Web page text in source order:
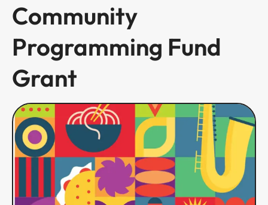
Community
Programming Fund
Grant ​​​​‌ ‍ ​‍​‍‌‍ ‌ ​‍‌‍‍‌‌‍‌ ‌‍‍‌‌‍ ‍​‍​‍​ ‍‍​‍​‍‌ ​ ‌‍​‌‌‍ ‍‌‍‍‌‌ ‌​‌ ‍‌​‍ ‍‌‍‍‌‌‍ ​‍​‍​‍ ​​‍​‍‌‍‍​‌ ​‍‌‍‌‌‌‍‌‍​‍​‍​ ‍‍​‍​‍‌‍‍​‌ ‌​‌ ‌​‌ ​​​ ‍‍​‍ ​‍ ‌‍ ​‌‍ ‌‍​ ‌‍​‌‌‍ ​‌‍‍​‌‍ ‌ ​ ‌ ‌​​ ‍‍​ ​ ​ ​ ​ ​ ​ ​ ​‍ ‌‍‍‌‌‍ ‍‌ ‌​‌‍‌‌‌‍ ‍‌ ‌​​‍ ‌‍‌‌‌‍‌​‌‍‍‌‌ ‌​​‍ ‌‍ ‌‌‍ ‌‍‌​‌‍‌‌​ ‌‌ ​​‌ ​‍‌‍‌‌‌ ​ ‌‍‌‌‌‍ ‍‌ ‌​‌‍​‌‌ ‌​‌‍‍‌‌‍ ‌‍ ‍​ ‍ ‌‍‍‌‌‍‌​​ ‌​ ​​​ ​​‌‍‌​‌‍‌‌‌‍‌​‌‍​‌‌‍‌‍‌‍​‌​‍ ‌​ ‌​‌‍​‍​ ‌‍​ ​ ​‍ ‌​ ‌​‌‍​ ​ ‌‌‌‍‌​​‍ ‌​ ‍​​ ‌‌​ ‌‍​ ​‌​‍ ‌‌‍​‍​ ‌ ‌‍‌​‌‍​ ‌‍‌‌​ ​ ​ ‌‌​ ‌ ​ ‌‌‌‍​‌‌‍​‍‌‍‌​​ ‍ ‌ ‌​‌ ‍‌‌ ​​‌‍‌‌​ ‌‌‍ ‍‌‍‌‌‌ ‌ ‌ ​ ‌‍ ​‌‍‌‌‌ ‌​‌ ‌​‌‍‌‌‌ ​‍​ ‍ ‌ ​​‌‍​‌‌ ‌​‌‍‍​​ ‌‌ ‌​‌‍‍‌‌ ‌​‌‍ ​‌‍‌‌​ ‌‍​‍‌‍​‌‌ ​ ‌‍‌‌‌‌‌‌‌ ​‍‌‍ ​​ ‌‌‍‍​‌ ‌​‌ ‌​‌ ​​​‍‌‌​ ​ ‌​​‌​‍‌‌​ ​‍‌​‌‍​‍‌‌​ ​‍‌​‌‍‌‍ ​‌‍ ‌‍​ ‌‍​‌‌‍ ​‌‍‍​‌‍ ‌ ​ ‌ ‌​​‍‌‌​ ​ ‌​​‌​ ​ ​ ​ ​ ​ ​ ​ ​‍‌‍‌‍‍‌‌‍‌​​ ‌​ ​​​ ​​‌‍‌​‌‍‌‌‌‍‌​‌‍​‌‌‍‌‍‌‍​‌​‍ ‌​ ‌​‌‍​‍​ ‌‍​ ​ ​‍ ‌​ ‌​‌‍​ ​ ‌‌‌‍‌​​‍ ‌​ ‍​​ ‌‌​ ‌‍​ ​‌​‍ ‌‌‍​‍​ ‌ ‌‍‌​‌‍​ ‌‍‌‌​ ​ ​ ‌‌​ ‌ ​ ‌‌‌‍​‌‌‍​‍‌‍‌​​‍‌‍‌ ‌​‌ ‍‌‌ ​​‌‍‌‌​ ‌‌‍ ‍‌‍‌‌‌ ‌ ‌ ​ ‌‍ ​‌‍‌‌‌ ‌​‌ ‌​‌‍‌‌‌ ​‍​‍‌‍‌ ​​‌‍​‌‌ ‌​‌‍‍​​ ‌‌ ‌​‌‍‍‌‌ ‌​‌‍ ​‌‍‌‌​‍​‍‌ ‌